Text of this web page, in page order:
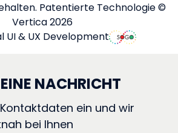
Patentierte Technologie ©
Vertica 2026
UI & UX Development
NACHRICHT
ein und wir
bei Ihnen